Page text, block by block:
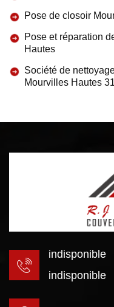
Pose de closoir
Pose et réparation
Hautes
Société de
Mourvilles Hautes
indisponible
indisponible